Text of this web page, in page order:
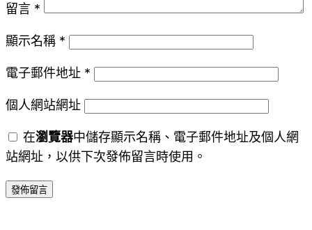
留言 *
顯示名稱 *
電子郵件地址 *
個人網站網址
在瀏覽器中儲存顯示名稱、電子郵件地址及個人網
站網址，以供下次發佈留言時使用。